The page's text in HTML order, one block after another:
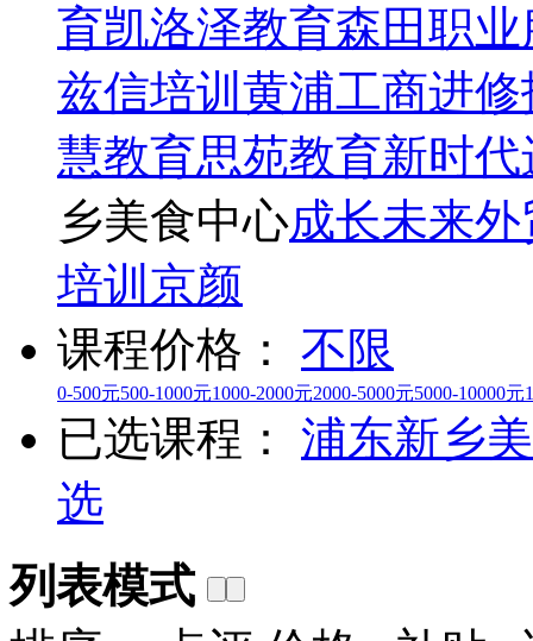
育凯洛泽教育森田职业
兹信培训 黄浦工商进修
慧教育思苑教育新时
乡美食中心成长未来外
培训 京颜
课程价格：
不限
0-500元500-1000元1000-2000元2000-5000元5000-10000元
已选课程： 浦东新乡
选
列表模式